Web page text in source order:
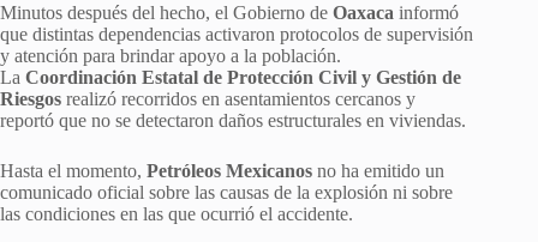
Minutos después del hecho, el Gobierno de Oaxaca informó
que distintas dependencias activaron protocolos de supervisión
y atención para brindar apoyo a la población.
La Coordinación Estatal de Protección Civil y Gestión de
Riesgos realizó recorridos en asentamientos cercanos y
reportó que no se detectaron daños estructurales en viviendas.
Hasta el momento, Petróleos Mexicanos no ha emitido un
comunicado oficial sobre las causas de la explosión ni sobre
las condiciones en las que ocurrió el accidente.